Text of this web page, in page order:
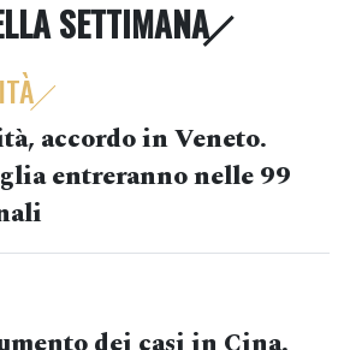
SETTIMANA
accordo in Veneto.
entreranno nelle 99